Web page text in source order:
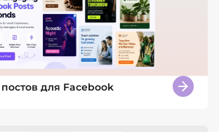
для Facebook